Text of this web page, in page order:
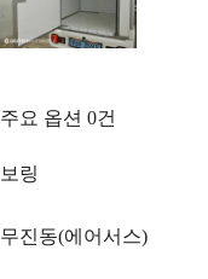
주요 옵션 0건
보링
무진동(에어서스)